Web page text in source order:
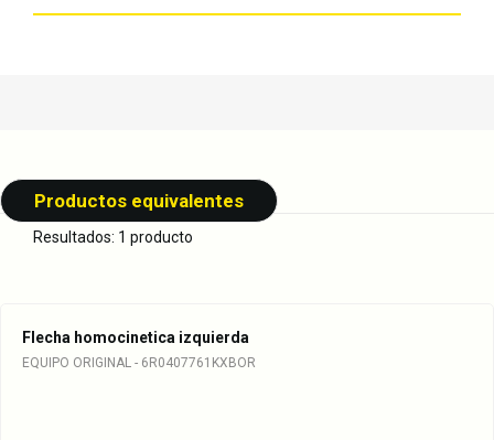
Productos equivalentes
Resultados: 1 producto
Flecha homocinetica izquierda
EQUIPO ORIGINAL - 6R0407761KXBOR